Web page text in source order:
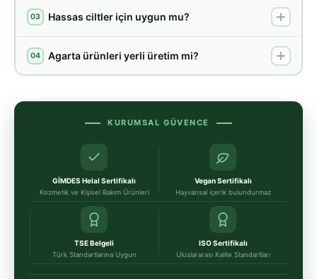
03 Hassas ciltler için uygun mu?
04 Agarta ürünleri yerli üretim mi?
KURUMSAL GÜVENCE
GİMDES Helal Sertifikalı
Kozmetik ve Kişisel Bakım Ürünleri
Vegan Sertifikalı
Hayvansal içerik bulundurmaz
TSE Belgeli
Türk Standartlarına Uygun
ISO Sertifikalı
Uluslararası Kalite Standartları